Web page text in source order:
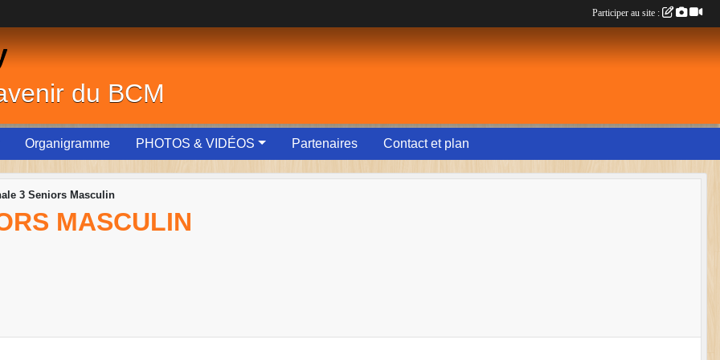
du BCM
Organigramme PHOTOS & VIDÉOS Partenaires Contact et plan
3 Seniors Masculin
MASCULIN
Participer au site :